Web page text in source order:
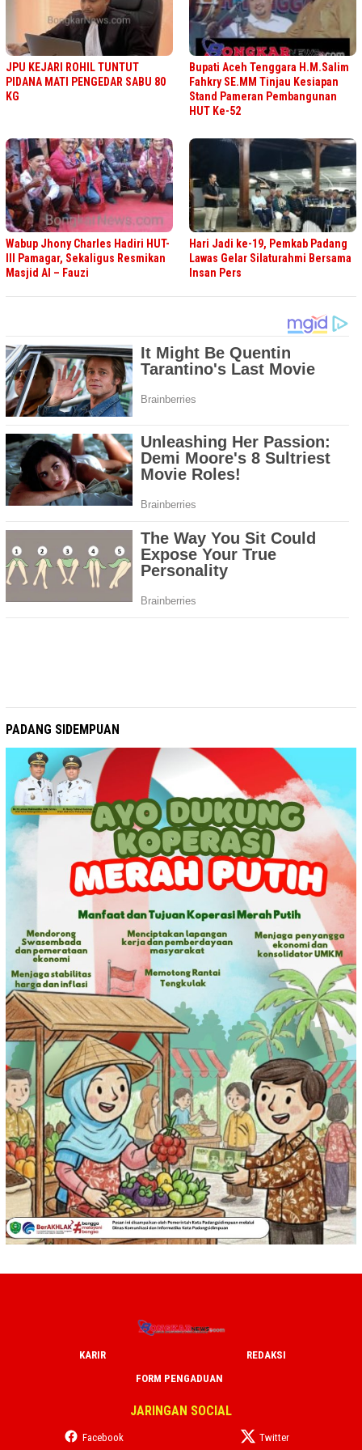
JPU KEJARI ROHIL TUNTUT
PIDANA MATI PENGEDAR SABU 80
KG
Bupati Aceh Tenggara H.M.Salim
Fahkry SE.MM Tinjau Kesiapan
Stand Pameran Pembangunan
HUT Ke-52
Wabup Jhony Charles Hadiri HUT-
III Pamagar, Sekaligus Resmikan
Masjid Al – Fauzi
Hari Jadi ke-19, Pemkab Padang
Lawas Gelar Silaturahmi Bersama
Insan Pers
PADANG SIDEMPUAN
KARIR
REDAKSI
FORM PENGADUAN
JARINGAN SOCIAL
Facebook Twitter